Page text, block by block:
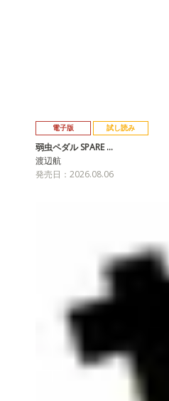
電子版 試し読み
弱虫ペダル SPARE …
渡辺航
発売日：2026.08.06